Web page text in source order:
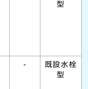
型
-
既設水栓
型